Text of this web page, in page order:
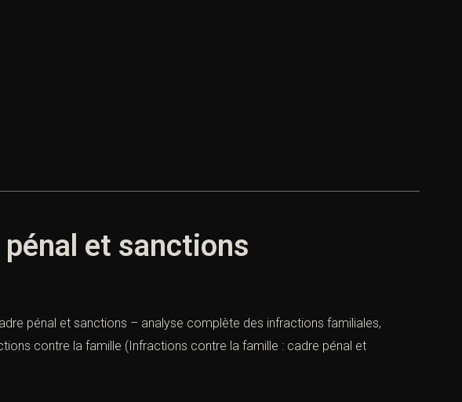
et sanctions
pénal et sanctions – analyse complète des infractions familiales,
contre la famille (Infractions contre la famille : cadre pénal et